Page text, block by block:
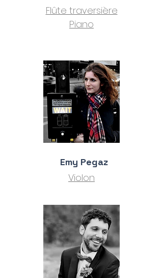
Flûte traversière
Piano
Emy Pegaz
Violon